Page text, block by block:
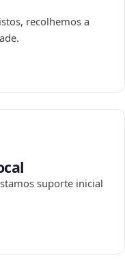
recolhemos a
suporte inicial